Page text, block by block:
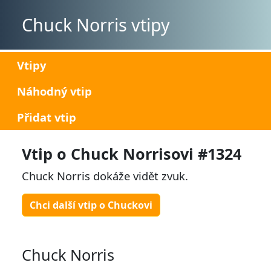
Chuck Norris vtipy
Vtipy
Náhodný vtip
Přidat vtip
Vtip o Chuck Norrisovi #1324
Chuck Norris dokáže vidět zvuk.
Chci další vtip o Chuckovi
Chuck Norris